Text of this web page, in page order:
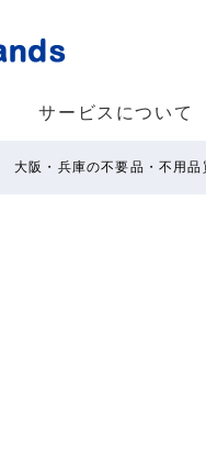
サービスについて
大阪・兵庫の不要品・不用